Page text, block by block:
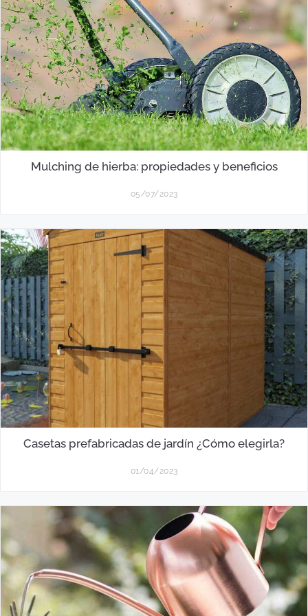
Mulching de hierba: propiedades y beneficios
05/07/2023
Casetas prefabricadas de jardín ¿Cómo elegirla?
01/04/2023